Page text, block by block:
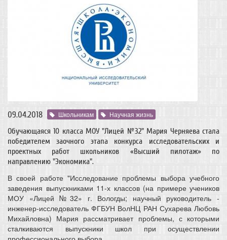
09.04.2018 Школьникам Научная жизнь
Обучающаяся 10 класса МОУ "Лицей №32" Мария Черняева стала
победителем заочного этапа конкурса исследовательских и
проектных работ школьников «Высший пилотаж» по
направлению "Экономика".
В своей работе "Исследование проблемы выбора учебного
заведения выпускниками 11-х классов (на примере учеников
МОУ «Лицей №32» г. Вологды; научный руководитель -
инженер-исследователь ФГБУН ВолНЦ РАН Сухарева Любовь
Михайловна) Мария рассматривает проблемы, с которыми
сталкиваются выпускники школ при осуществлении